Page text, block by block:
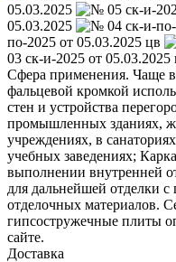
05.03.2025
05.03.2025
по-2025 от 05.03.2025 цв
03 ск-и-2025 от 05.03.2025
Сфера применения. Чаще
фальцевой кромкой
стен и устройства
промышленных зданиях,
учреждениях, в
учебных заведениях;
выполнении внутренней
для дальнейшей отделки
отделочных материалов.
гипсостружечные плиты
сайте.
Доставка